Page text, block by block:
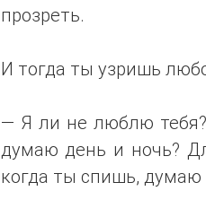
прозреть.
И тогда ты узришь
— Я ли не люблю
думаю день и ночь?
когда ты спишь, думаю